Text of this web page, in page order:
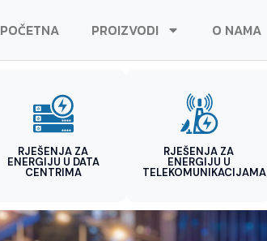
POČETNA PROIZVODI O NAMA
RJEŠENJA ZA
ENERGIJU U DATA
CENTRIMA
RJEŠENJA ZA
ENERGIJU U
TELEKOMUNIKACIJAMA